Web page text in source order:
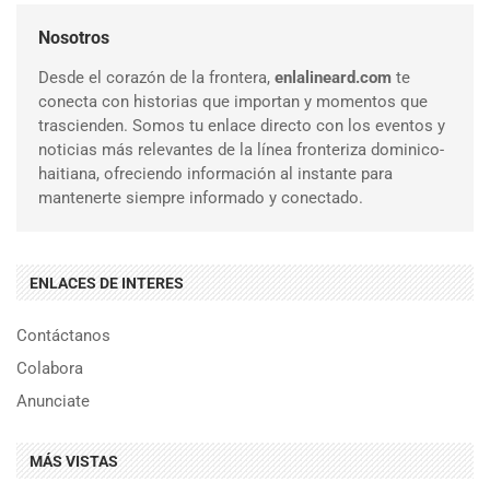
Nosotros
Desde el corazón de la frontera, enlalineard.com te
conecta con historias que importan y momentos que
trascienden. Somos tu enlace directo con los eventos y
noticias más relevantes de la línea fronteriza dominico-
haitiana, ofreciendo información al instante para
mantenerte siempre informado y conectado.
ENLACES DE INTERES
Contáctanos
Colabora
Anunciate
MÁS VISTAS